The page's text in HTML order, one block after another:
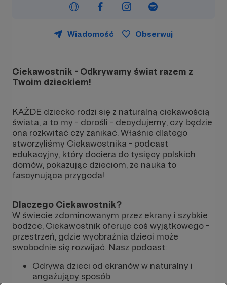
Wiadomość Obserwuj
Ciekawostnik - Odkrywamy świat razem z
Twoim dzieckiem!
KAŻDE dziecko rodzi się z naturalną ciekawością
świata, a to my - dorośli - decydujemy, czy będzie
ona rozkwitać czy zanikać. Właśnie dlatego
stworzyliśmy Ciekawostnika - podcast
edukacyjny, który dociera do tysięcy polskich
domów, pokazując dzieciom, że nauka to
fascynująca przygoda!
Dlaczego Ciekawostnik?
W świecie zdominowanym przez ekrany i szybkie
bodźce, Ciekawostnik oferuje coś wyjątkowego -
przestrzeń, gdzie wyobraźnia dzieci może
swobodnie się rozwijać. Nasz podcast:
Odrywa dzieci od ekranów w naturalny i
angażujący sposób